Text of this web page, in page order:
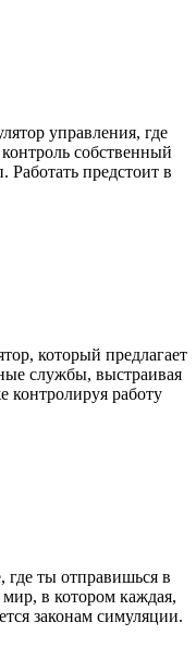
управления, где
собственный
предстоит в
который предлагает
службы, выстраивая
контролируя работу
ты отправишься в
в котором каждая,
законам симуляции.